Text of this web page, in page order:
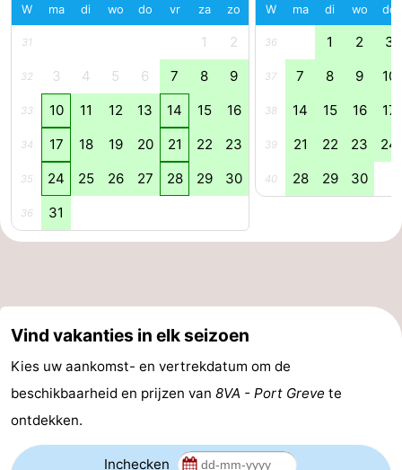
Steden
Rondleidingen
Zwembaden
Fietsen
Wandelen
Surfen
-
en
drinken
Zeehonden
Evenementen
W ma di wo do vr za zo
31 1 2
32 3 4 5 6 7 8 9
33 10 11 12 13 14 15 16
34 17 18 19 20 21 22 23
35 24 25 26 27 28 29 30
36 31
W ma di wo do
36 1 2 3
37 7 8 9 10
38 14 15 16 17
39 21 22 23 24
40 28 29 30
Vind vakanties in elk seizoen
Kies uw aankomst- en vertrekdatum om de
beschikbaarheid en prijzen van 8VA - Port Greve te
ontdekken.
Inchecken